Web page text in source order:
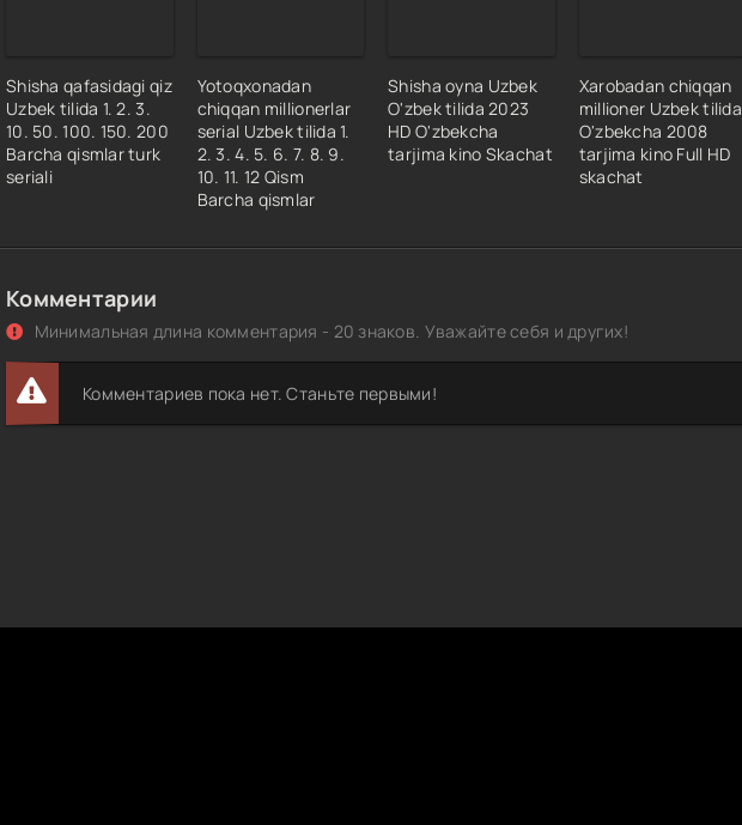
Shisha qafasidagi qiz
Uzbek tilida 1. 2. 3.
10. 50. 100. 150. 200
Barcha qismlar turk
seriali
Yotoqxonadan
chiqqan millionerlar
serial Uzbek tilida 1.
2. 3. 4. 5. 6. 7. 8. 9.
10. 11. 12 Qism
Barcha qismlar
Shisha oyna Uzbek
O'zbek tilida 2023
HD O'zbekcha
tarjima kino Skachat
Xarobadan chiqqan
millioner Uzbek tilida
O'zbekcha 2008
tarjima kino Full HD
skachat
Комментарии
Минимальная длина комментария - 20 знаков. Уважайте себя и других!
Комментариев пока нет. Станьте первыми!